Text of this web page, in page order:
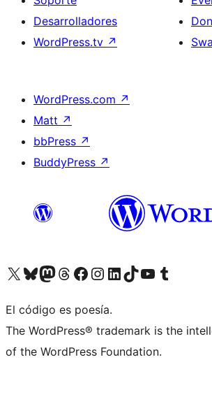
Desarrolladores
WordPress.tv ↗
WordPress.com ↗
Matt ↗
bbPress ↗
BuddyPress ↗
Visita nuestra cuenta de X (anteriormente Twitter)
Visita nuestra cuenta de Bluesky
Visita nuestra cuenta de Mastodon
Visita nuestra cuenta de Threads
Visita nuestra página de Facebook
Visita nuestra cuenta de Instagram
Visita nuestra cuenta de LinkedIn
Visita nuestra cuenta de TikTok
Visita nuestro canal de YouTube
Visita nuestra cuenta de Tumblr
El código es poesía.
The WordPress® trademark is the
of the WordPress Foundation.